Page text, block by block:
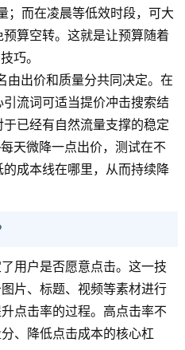
；而在凌晨等低效时段，可大
算空转。这就是让预算随着
巧。
由出价和质量分共同决定。在
流词可适当提价冲击搜索结
已经有自然流量支撑的稳定
天微降一点出价，测试在不
成本线在哪里，从而持续降
用户是否愿意点击。这一技
片、标题、视频等素材进行
点击率的过程。高点击率不
、降低点击成本的核心杠